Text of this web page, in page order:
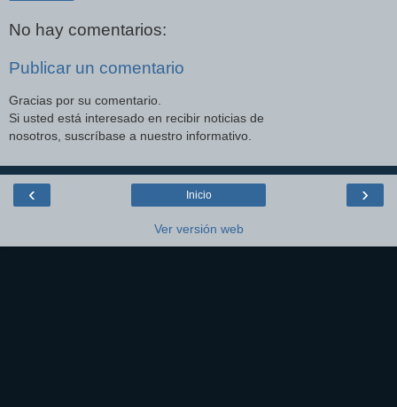
No hay comentarios:
Publicar un comentario
Gracias por su comentario.
Si usted está interesado en recibir noticias de
nosotros, suscríbase a nuestro informativo.
‹ ›
Inicio
Ver versión web